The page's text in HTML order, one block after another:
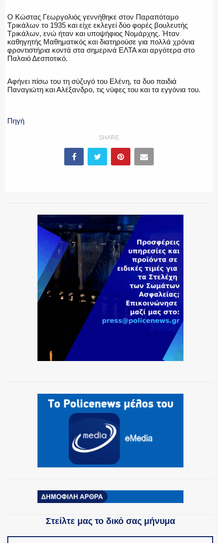
ΛΙΜΕΝΙΚΟ
ΕΚΑΒ
ΟΠΛΑ/ΕΞΟΠΛΙΣΜΟΣ
Ο Κώστας Γεωργολιός γεννήθηκε στον Παραπόταμο
Τρικάλων το 1935 και είχε εκλεγεί δύο φορές βουλευτής
Τρικάλων, ενώ ήταν και υποψήφιος Νομάρχης. Ήταν
καθηγητής Μαθηματικός και διατηρούσε για πολλά χρόνια
φροντιστήρια κοντά στα σημερινά ΕΛΤΑ και αργότερα στο
Παλαιό Δεσποτικό.
Αφήνει πίσω του τη σύζυγό του Ελένη, τα δυο παιδιά
Παναγιώτη και Αλέξανδρο, τις νύφες του και τα εγγόνια του.
Πηγή
SHARE
Στείλτε μας το δικό σας μήνυμα